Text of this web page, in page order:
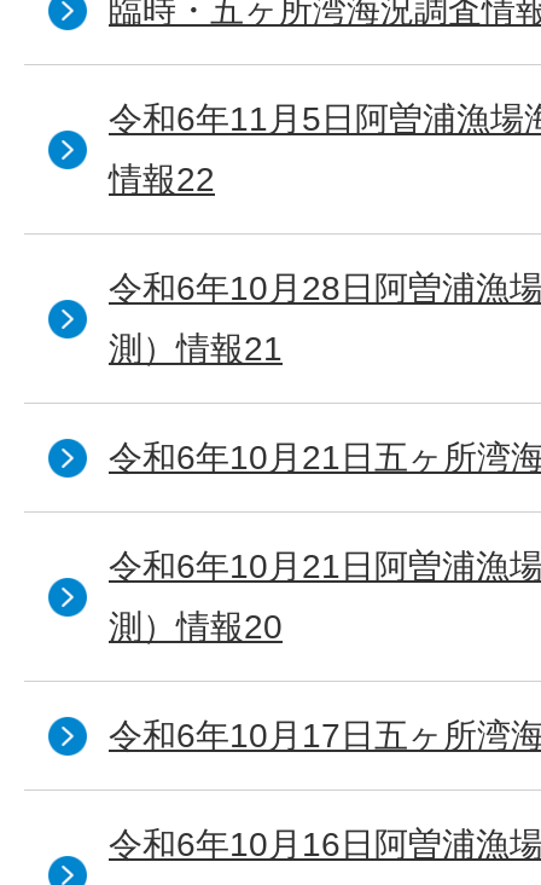
臨時・五ヶ所湾海況調査情
令和6年11月5日阿曽浦漁場
情報22
令和6年10月28日阿曽浦漁
測）情報21
令和6年10月21日五ヶ所湾
令和6年10月21日阿曽浦漁
測）情報20
令和6年10月17日五ヶ所湾
令和6年10月16日阿曽浦漁